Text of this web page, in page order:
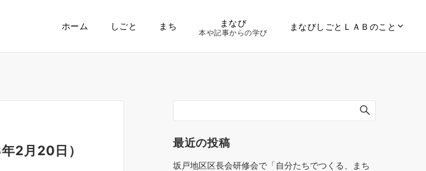
ホーム しごと まち まなび
本や記事からの学び
まなびしごとＬＡＢのこと
2月20日） 最近の投稿
坂戸地区区長会研修会で「自分たちでつくる、まち